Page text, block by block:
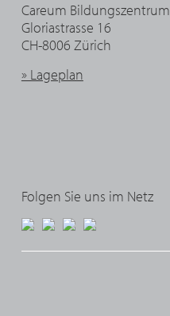
Careum Bildungszentrum
Gloriastrasse 16
CH-8006 Zürich
» Lageplan
Folgen Sie uns im Netz